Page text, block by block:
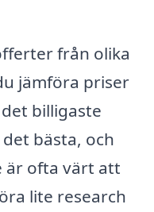
från olika
jämföra priser
billigaste
bästa, och
är ofta värt att
lite research